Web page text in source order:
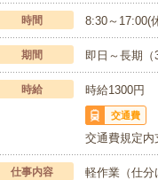
時間 8:30～17:00(
期間 即日～長期
時給 時給1300円
交通費
交通費規定内
仕事内容
軽作業（仕分